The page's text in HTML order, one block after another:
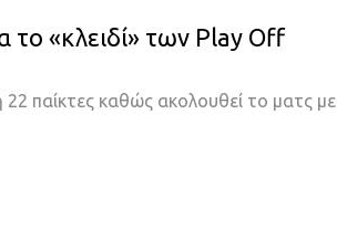
το «κλειδί» των Play Off
παίκτες καθώς ακολουθεί το ματς με